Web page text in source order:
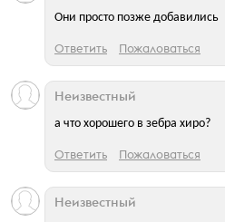
Они просто позже добавились
Ответить Пожаловаться
а что хорошего в зебра хиро?
Неизвестный
Ответить Пожаловаться
Неизвестный